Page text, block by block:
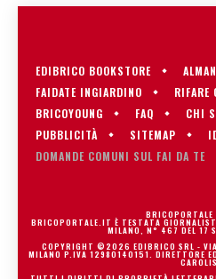
EDIBRICO BOOKSTORE
FAIDATE INGIARDINO
RIFARE
BRICOYOUNG
FAQ CHI
PUBBLICITÀ
SITEMAP
DOMANDE COMUNI SUL FAI DA TE
BRICOPORTALE.IT È TESTATA
MILANO, N° 467 DEL 17
COPYRIGHT ©2026 EDIBRICO SRL -
MILANO P.IVA 12980140151. DIRETTORE
CAROLIS